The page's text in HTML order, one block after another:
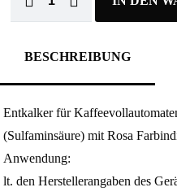
BESCHREIBUNG
Entkalker für
(Sulfaminsäure) mit Rosa
Anwendung:
lt. den Herstellerangaben des